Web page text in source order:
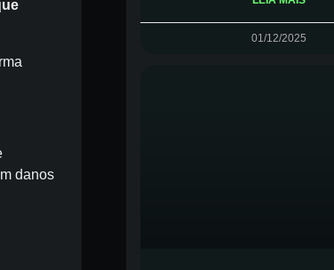
danos
01/12/2025